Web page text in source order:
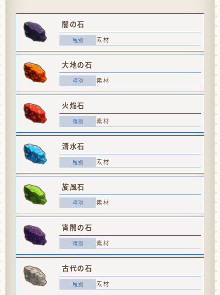
闇の石
素材
大地の石
素材
火焔石
素材
清水石
素材
旋風石
素材
宵闇の石
素材
古代の石
素材